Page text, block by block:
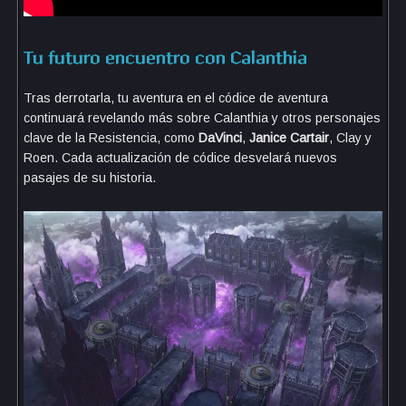
Tu futuro encuentro con Calanthia
Tras derrotarla, tu aventura en el códice de aventura
continuará revelando más sobre Calanthia y otros personajes
clave de la Resistencia, como DaVinci, Janice Cartair, Clay y
Roen. Cada actualización de códice desvelará nuevos
pasajes de su historia.